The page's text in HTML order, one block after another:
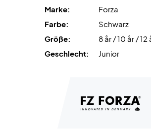
Material: 100% recycelter Polyester
FZ NO: 213684
Marke:
Forza
Farbe:
Schwarz
Größe:
8 år / 10 år / 12
Geschlecht:
Junior